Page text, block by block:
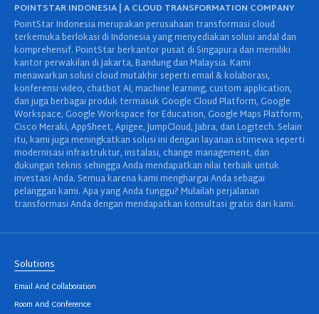
POINTSTAR INDONESIA | A CLOUD TRANSFORMATION COMPANY
PointStar Indonesia merupakan perusahaan transformasi cloud
terkemuka berlokasi di Indonesia yang menyediakan solusi andal dan
komprehensif. PointStar berkantor pusat di Singapura dan memiliki
kantor perwakilan di Jakarta, Bandung dan Malaysia. Kami
menawarkan solusi cloud mutakhir seperti email & kolaborasi,
konferensi video, chatbot AI, machine learning, custom application,
dan juga berbagai produk termasuk Google Cloud Platform, Google
Workspace, Google Workspace for Education, Google Maps Platform,
Cisco Meraki, AppSheet, Apigee, JumpCloud, Jabra, dan Logitech. Selain
itu, kami juga meningkatkan solusi ini dengan layanan istimewa seperti
modernisasi infrastruktur, instalasi, change management, dan
dukungan teknis sehingga Anda mendapatkan nilai terbaik untuk
investasi Anda. Semua karena kami menghargai Anda sebagai
pelanggan kami. Apa yang Anda tunggu? Mulailah perjalanan
transformasi Anda dengan mendapatkan konsultasi gratis dari kami.
Solutions
Email And Collaboration
Room And Conference